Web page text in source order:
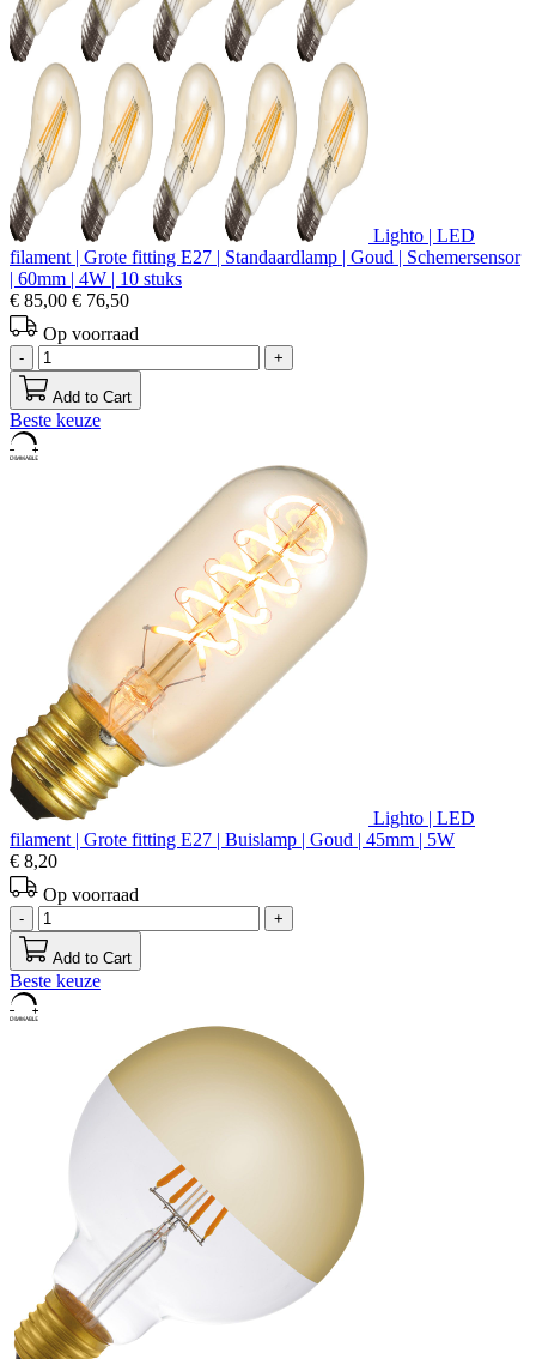
Lighto | LED
filament | Grote fitting E27 | Standaardlamp | Goud | Schemersensor
| 60mm | 4W | 10 stuks
€ 85,00 € 76,50
Op voorraad
- +
Add to Cart
Beste keuze
Lighto | LED
filament | Grote fitting E27 | Buislamp | Goud | 45mm | 5W
€ 8,20
Op voorraad
- +
Add to Cart
Beste keuze